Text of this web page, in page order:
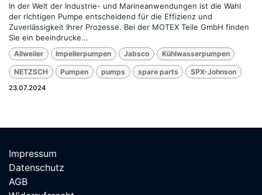
In der Welt der Industrie- und Marineanwendungen ist die Wahl
der richtigen Pumpe entscheidend für die Effizienz und
Zuverlässigkeit Ihrer Prozesse. Bei der MOTEX Teile GmbH finden
Sie ein beeindrucke...
Allweiler Impellerpumpen Jabsco Kühlwasserpumpen
NETZSCH Pumpen pumps spare parts SPX-Johnson
23.07.2024
Impressum
Datenschutz
AGB